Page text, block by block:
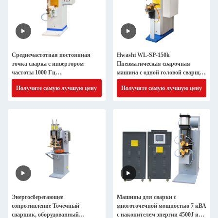
Среднечастотная постоянная
точка сварка с инвертором
частоты 1000 Гц
интеллектуальный контроллер
сенсорного экрана и
номинальной мощностью 50 КВА
Получите самую лучшую цену
Hwashi WL-SP-150k
Пневматическая сварочная
машина с одной головой сварщик
950x490x1680 мм CE/CCC/ISO
Сертифицированный с 8-10-
летним сроком службы
Получите самую лучшую цену
Энергосберегающее
сопротивление Точечный
сварщик, оборудованный
Машины для сварки с
многоточечной мощностью 7 кВА
с накопителем энергии 4500J и